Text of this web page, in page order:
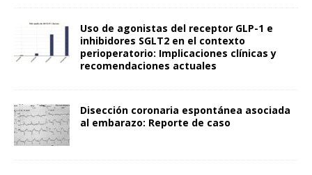
Uso de agonistas del receptor GLP-1 e
inhibidores SGLT2 en el contexto
perioperatorio: Implicaciones clínicas y
recomendaciones actuales
Disección coronaria espontánea asociada
al embarazo: Reporte de caso